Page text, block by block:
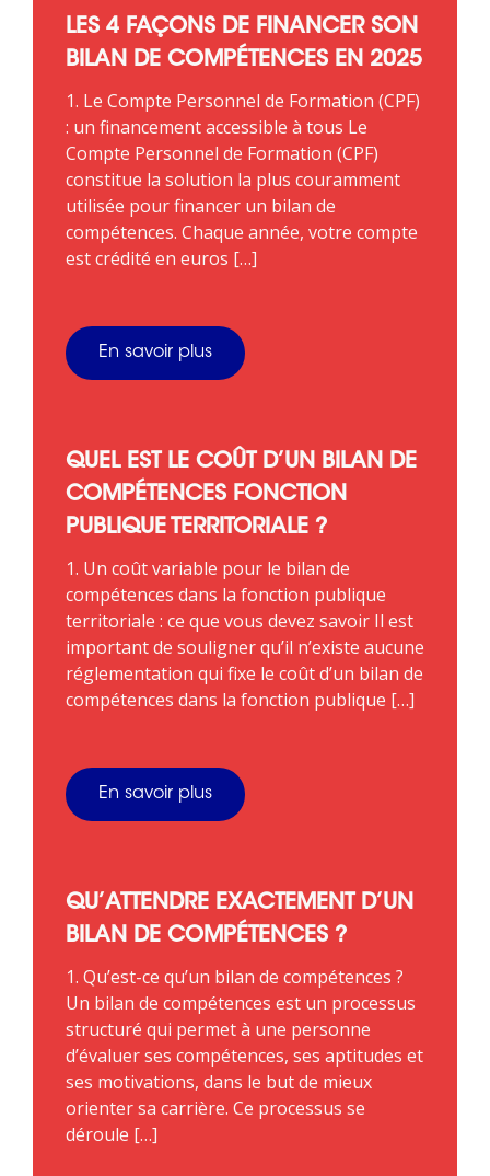
LES 4 FAÇONS DE FINANCER SON
BILAN DE COMPÉTENCES EN 2025
1. Le Compte Personnel de Formation (CPF)
: un financement accessible à tous Le
Compte Personnel de Formation (CPF)
constitue la solution la plus couramment
utilisée pour financer un bilan de
compétences. Chaque année, votre compte
est crédité en euros […]
En savoir plus
QUEL EST LE COÛT D’UN BILAN DE
COMPÉTENCES FONCTION
PUBLIQUE TERRITORIALE ?
1. Un coût variable pour le bilan de
compétences dans la fonction publique
territoriale : ce que vous devez savoir Il est
important de souligner qu’il n’existe aucune
réglementation qui fixe le coût d’un bilan de
compétences dans la fonction publique […]
En savoir plus
QU’ATTENDRE EXACTEMENT D’UN
BILAN DE COMPÉTENCES ?
1. Qu’est-ce qu’un bilan de compétences ?
Un bilan de compétences est un processus
structuré qui permet à une personne
d’évaluer ses compétences, ses aptitudes et
ses motivations, dans le but de mieux
orienter sa carrière. Ce processus se
déroule […]